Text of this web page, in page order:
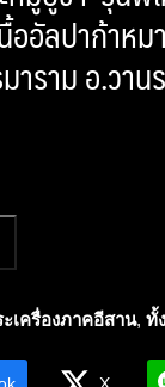
ออัลปาก้าห
าราม อ.วา
เครื่องภาคอีสาน, ทั้